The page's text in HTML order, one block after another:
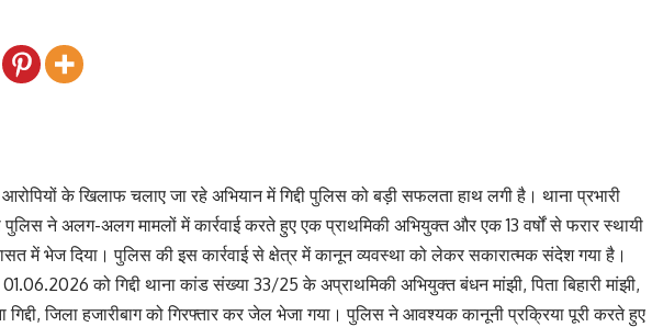
आरोपियों के खिलाफ चलाए जा रहे अभियान में गिद्दी पुलिस को बड़ी सफलता हाथ लगी है। थाना प्रभारी
पुलिस ने अलग-अलग मामलों में कार्रवाई करते हुए एक प्राथमिकी अभियुक्त और एक 13 वर्षों से फरार स्थायी
में भेज दिया। पुलिस की इस कार्रवाई से क्षेत्र में कानून व्यवस्था को लेकर सकारात्मक संदेश गया है।
को गिद्दी थाना कांड संख्या 33/25 के अप्राथमिकी अभियुक्त बंधन मांझी, पिता बिहारी मांझी,
जिला हजारीबाग को गिरफ्तार कर जेल भेजा गया। पुलिस ने आवश्यक कानूनी प्रक्रिया पूरी करते हुए